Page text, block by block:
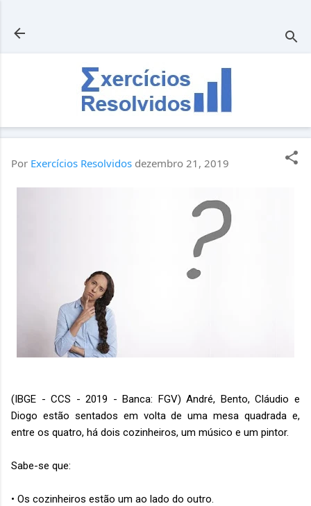
Por Exercícios Resolvidos dezembro 21, 2019
(IBGE - CCS - 2019 - Banca: FGV) André, Bento, Cláudio e
Diogo estão sentados em volta de uma mesa quadrada e,
entre os quatro, há dois cozinheiros, um músico e um pintor.
Sabe-se que:
• Os cozinheiros estão um ao lado do outro.